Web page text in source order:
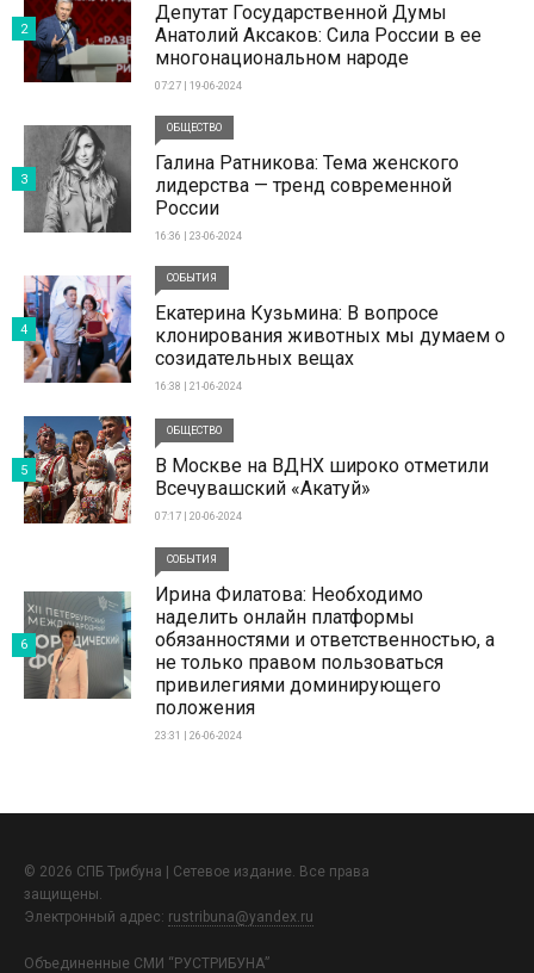
Депутат Государственной Думы
Анатолий Аксаков: Сила России в ее
многонациональном народе
07:27 | 19-06-2024
2
ОБЩЕСТВО
Галина Ратникова: Тема женского
лидерства — тренд современной
России
16:36 | 23-06-2024
3
СОБЫТИЯ
Екатерина Кузьмина: В вопросе
клонирования животных мы думаем о
созидательных вещах
16:38 | 21-06-2024
4
ОБЩЕСТВО
В Москве на ВДНХ широко отметили
Всечувашский «Акатуй»
07:17 | 20-06-2024
5
СОБЫТИЯ
Ирина Филатова: Необходимо
наделить онлайн платформы
обязанностями и ответственностью, а
не только правом пользоваться
привилегиями доминирующего
положения
23:31 | 26-06-2024
6
© 2026 СПБ Трибуна | Сетевое издание. Все права
защищены.
Электронный адрес: rustribuna@yandex.ru
Объединенные СМИ “РУСТРИБУНА”